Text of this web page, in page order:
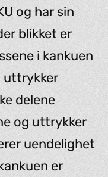
og har sin
blikket er
i kankuen
uttrykker
delene
og uttrykker
uendelighet
er